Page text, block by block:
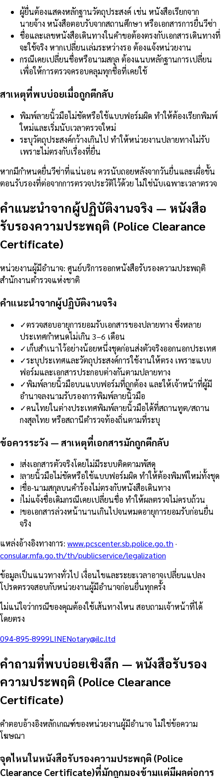
ผู้ยื่นต้องแสดงหลักฐานวัตถุประสงค์ เช่น หนังสือเรียกจาก
นายจ้าง หนังสือตอบรับจากสถานศึกษา หรือเอกสารการยื่นวีซ่า
ชื่อและเลขหนังสือเดินทางในคำขอต้องตรงกับเอกสารเดินทางที่
จะใช้จริง หากเปลี่ยนเล่มระหว่างรอ ต้องแจ้งหน่วยงาน
กรณีเคยเปลี่ยนชื่อหรือนามสกุล ต้องแนบหลักฐานการเปลี่ยน
เพื่อให้การตรวจครอบคลุมทุกชื่อที่เคยใช้
สาเหตุที่พบบ่อยเมื่อถูกตีกลับ
พิมพ์ลายนิ้วมือไม่ชัดหรือใช้แบบฟอร์มผิด ทำให้ต้องเรียกพิมพ์
ใหม่และเริ่มนับเวลาตรวจใหม่
ระบุวัตถุประสงค์กว้างเกินไป ทำให้หน่วยงานปลายทางไม่รับ
เพราะไม่ตรงกับเรื่องที่ยื่น
หากมีกำหนดยื่นวีซ่าที่แน่นอน ควรนับถอยหลังจากวันยื่นและเผื่อขั้น
ตอนรับรองที่ต่อจากการตรวจประวัติไว้ด้วย ไม่ใช่นับเฉพาะเวลาตรวจ
คำแนะนำจากผู้ปฏิบัติงานจริง — หนังสือ
รับรองความประพฤติ (Police Clearance
Certificate)
หน่วยงานผู้มีอำนาจ: ศูนย์บริการออกหนังสือรับรองความประพฤติ
สำนักงานตำรวจแห่งชาติ
คำแนะนำจากผู้ปฏิบัติงานจริง
✓ตรวจสอบอายุการยอมรับเอกสารของปลายทาง ซึ่งหลาย
ประเทศกำหนดไม่เกิน 3–6 เดือน
✓เก็บสำเนาไว้อย่างน้อยหนึ่งชุดก่อนส่งตัวจริงออกนอกประเทศ
✓ระบุประเทศและวัตถุประสงค์การใช้งานให้ตรง เพราะแบบ
ฟอร์มและเอกสารประกอบต่างกันตามปลายทาง
✓พิมพ์ลายนิ้วมือบนแบบฟอร์มที่ถูกต้อง และให้เจ้าหน้าที่ผู้มี
อำนาจลงนามรับรองการพิมพ์ลายนิ้วมือ
✓คนไทยในต่างประเทศพิมพ์ลายนิ้วมือได้ที่สถานทูต/สถาน
กงสุลไทย หรือสถานีตำรวจท้องถิ่นตามที่ระบุ
ข้อควรระวัง — สาเหตุที่เอกสารมักถูกตีกลับ
!ส่งเอกสารตัวจริงโดยไม่มีระบบติดตามพัสดุ
!ลายนิ้วมือไม่ชัดหรือใช้แบบฟอร์มผิด ทำให้ต้องพิมพ์ใหม่ทั้งชุด
!ชื่อ-นามสกุลบนคำร้องไม่ตรงกับหนังสือเดินทาง
!ไม่แจ้งชื่อเดิมกรณีเคยเปลี่ยนชื่อ ทำให้ผลตรวจไม่ครบถ้วน
!ขอเอกสารล่วงหน้านานเกินไปจนหมดอายุการยอมรับก่อนยื่น
จริง
แหล่งอ้างอิงทางการ: www.pcscenter.sb.police.go.th ·
consular.mfa.go.th/th/publicservice/legalization
ข้อมูลเป็นแนวทางทั่วไป เงื่อนไขและระยะเวลาอาจเปลี่ยนแปลง
โปรดตรวจสอบกับหน่วยงานผู้มีอำนาจก่อนยื่นทุกครั้ง
ไม่แน่ใจว่ากรณีของคุณต้องใช้เส้นทางไหน สอบถามเจ้าหน้าที่ได้
โดยตรง
094-895-8999LINENotary@ilc.ltd
คำถามที่พบบ่อยเชิงลึก — หนังสือรับรอง
ความประพฤติ (Police Clearance
Certificate)
คำตอบอ้างอิงหลักเกณฑ์ของหน่วยงานผู้มีอำนาจ ไม่ใช่ข้อความ
โฆษณา
จุดไหนในหนังสือรับรองความประพฤติ (Police
Clearance Certificate)ที่มักถูกมองข้ามแต่มีผลต่อการ